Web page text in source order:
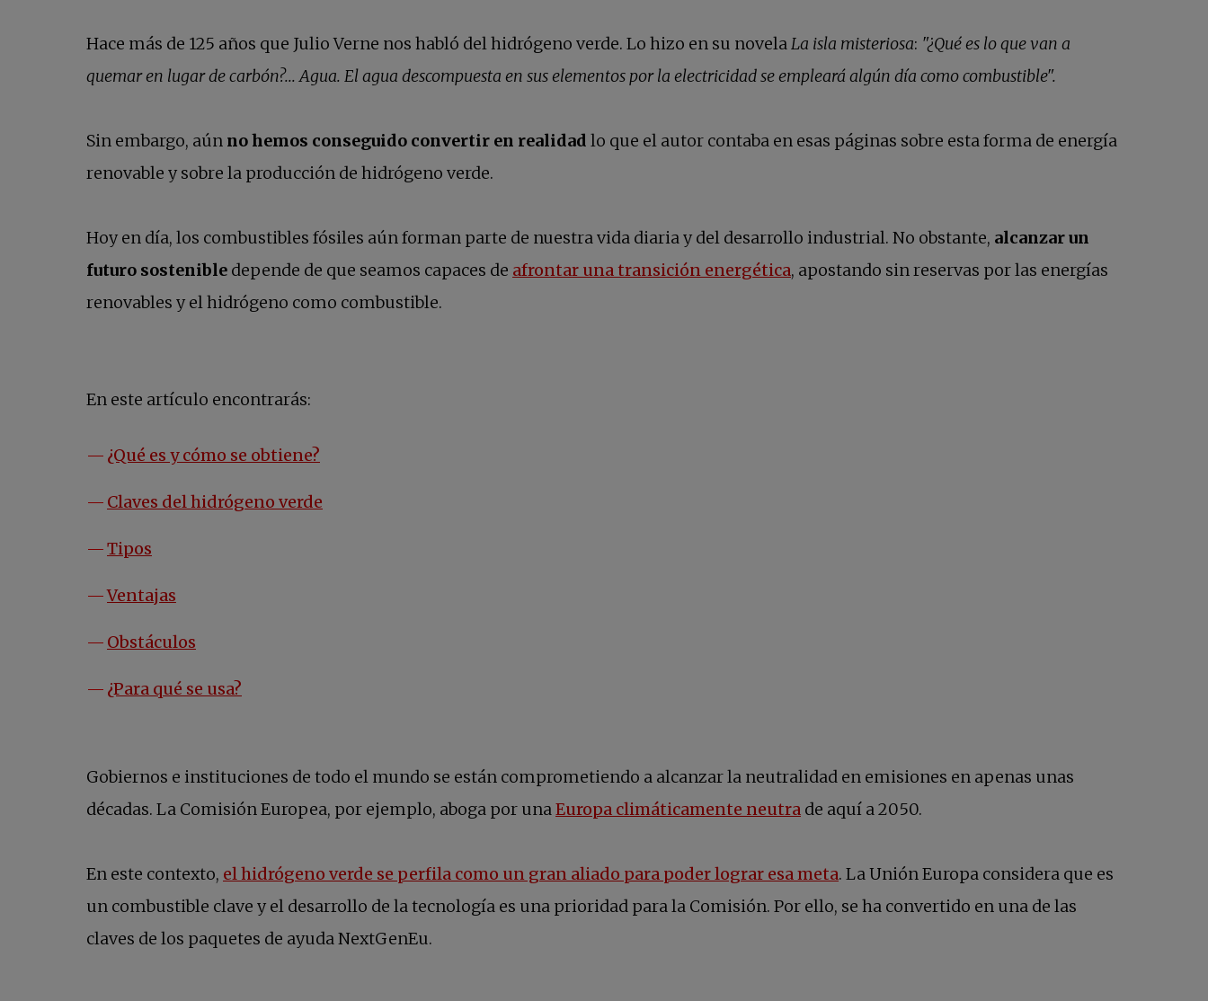
Hace más de 125 años que Julio Verne nos habló del hidrógeno verde. Lo hizo en su novelaLa isla misteriosa: "¿Qué es lo que van a
quemar en lugar de carbón?... Agua. El agua descompuesta en sus elementos por la electricidad se empleará algún día como combustible".
Sin embargo, aún no hemos conseguido convertir en realidad lo que el autor contaba en esas páginas sobre esta forma de energía
renovable y sobre la producción de hidrógeno verde.
Hoy en día, los combustibles fósiles aún forman parte de nuestra vida diaria y del desarrollo industrial. No obstante, alcanzar un
futuro sostenible depende de que seamos capaces de afrontar una transición energética, apostando sin reservas por las energías
renovables y el hidrógeno como combustible.
En este artículo encontrarás:
¿Qué es y cómo se obtiene?
Claves del hidrógeno verde
Tipos
Ventajas
Obstáculos
¿Para qué se usa?
Gobiernos e instituciones de todo el mundo se están comprometiendo a alcanzar la neutralidad en emisiones en apenas unas
décadas. La Comisión Europea, por ejemplo, aboga por unaEuropa climáticamente neutra se abre en una pestaña nueva
de aquí a 2050.
En este contexto, el hidrógeno verde se perfila como un gran aliado para poder lograr esa meta se abre en una pestaña nueva
. La Unión Europa considera que es
un combustible clave y el desarrollo de la tecnología es una prioridad para la Comisión. Por ello, se ha convertido en una de las
claves de los paquetes de ayuda NextGenEu.